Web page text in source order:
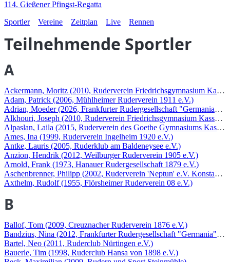
114. Gießener Pfingst-Regatta
Sportler
Vereine Zeitplan Live Rennen
Teilnehmende Sportler
A
Ackermann, Moritz (2010, Ruderverein Friedrichsgymnasium Kassel
Adam, Patrick (2006, Mühlheimer Ruderverein 1911 e.V.)
Adrian, Moeder (2026, Frankfurter Rudergesellschaft "Germania"
Alkhouri, Joseph (2010, Ruderverein Friedrichsgymnasium Kassel
Alpaslan, Laila (2015, Ruderverein des Goethe Gymnasiums Kassel
Ames, Ina (1999, Ruderverein Ingelheim 1920 e.V.)
Antke, Lauris (2005, Ruderklub am Baldeneysee e.V.)
Anzion, Hendrik (2012, Weilburger Ruderverein 1905 e.V.)
Arnold, Frank (1973, Hanauer Rudergesellschaft 1879 e.V.)
Aschenbrenner, Philipp (2002, Ruderverein 'Neptun' e.V. Konstanz
Axthelm, Rudolf (1955, Flörsheimer Ruderverein 08 e.V.)
B
Ballof, Tom (2009, Creuznacher Ruderverein 1876 e.V.)
Bandzius, Nina (2012, Frankfurter Rudergesellschaft "Germania"
Bartel, Neo (2011, Ruderclub Nürtingen e.V.)
Bauerle, Tim (1998, Ruderclub Hansa von 1898 e.V.)